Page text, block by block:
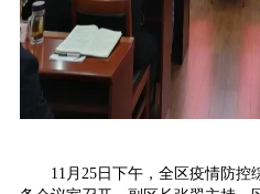
11月25日下午，全区疫情防控